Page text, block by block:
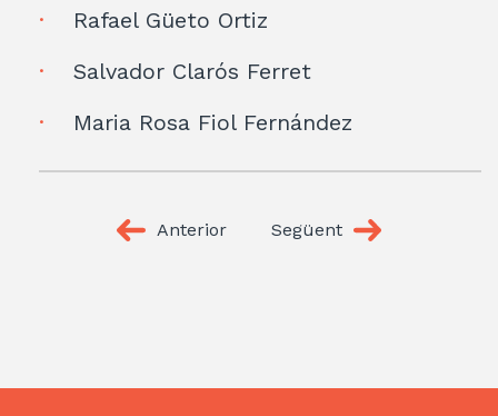
Rafael Güeto Ortiz
Salvador Clarós Ferret
Maria Rosa Fiol Fernández
Anterior Següent